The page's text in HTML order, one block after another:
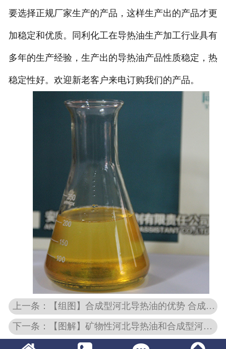
要选择正规厂家生产的产品，这样生产出的产品才更
加稳定和优质。同利化工在导热油生产加工行业具有
多年的生产经验，生产出的导热油产品性质稳定，热
稳定性好。欢迎新老客户来电订购我们的产品。
上一条：【组图】合成型河北导热油的优势 合成型河北导热油的优势
下一条：【图解】矿物性河北导热油和合成型河北导热油的区别 合成型河北导热油的优势